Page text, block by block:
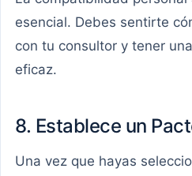
esencial. Debes sentirte
con tu consultor y tener
eficaz.
8. Establece un
Una vez que hayas